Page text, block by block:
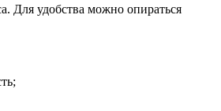
Для удобства можно опираться